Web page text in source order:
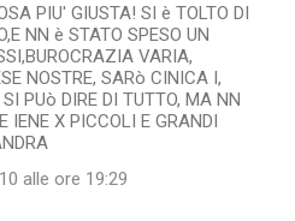
PIU' GIUSTA! SI è TOLTO DI
NN è STATO SPESO UN
VARIA,
NOSTRE, SARò CINICA I,
PUò DIRE DI TUTTO, MA NN
IENE X PICCOLI E GRANDI
alle ore 19:29